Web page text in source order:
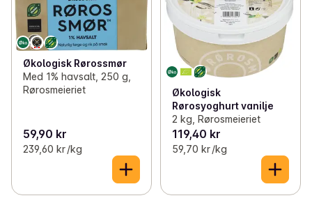
Økologisk Rørossmør
Med 1% havsalt, 250 g,
Rørosmeieriet
59,90 kr
239,60 kr /kg
Økologisk
Rørosyoghurt vanilje
2 kg, Rørosmeieriet
119,40 kr
59,70 kr /kg